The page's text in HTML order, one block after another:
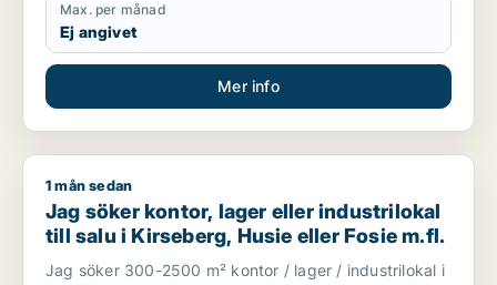
Max. per månad
Ej angivet
Mer info
Jag söker kontor, lager eller industrilokal till salu i Kirseberg,
1 mån sedan
Jag söker kontor, lager eller industrilokal
till salu i Kirseberg, Husie eller Fosie m.fl.
Jag söker 300-2500 m² kontor / lager / industrilokal i